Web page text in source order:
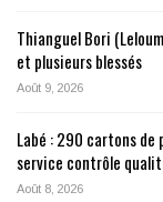
Thianguel Bori
et plusieurs blessés
Août 9, 2026
Labé : 290 cartons de
service contrôle
Août 8, 2026